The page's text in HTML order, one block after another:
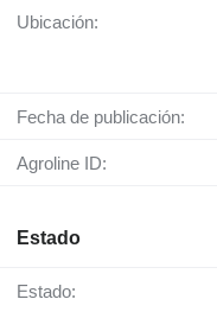
Ubicación:
Fecha de publicación:
Agroline ID:
Estado
Estado: